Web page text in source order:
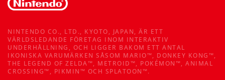
NINTENDO CO., LTD., KYOTO, JAPAN, ÄR ETT
VÄRLDSLEDANDE FÖRETAG INOM INTERAKTIV
UNDERHÅLLNING, OCH LIGGER BAKOM ETT ANTAL
IKONISKA VARUMÄRKEN SÅSOM MARIO™, DONKEY KONG™,
THE LEGEND OF ZELDA™, METROID™, POKÉMON™, ANIMAL
CROSSING™, PIKMIN™ OCH SPLATOON™.